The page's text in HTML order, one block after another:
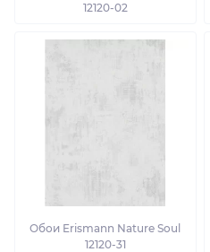
12120-02
Обои Erismann Nature Soul
12120-31